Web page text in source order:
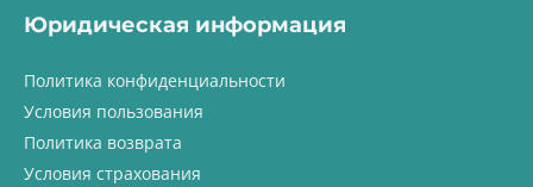
Юридическая информация
Политика конфиденциальности
Условия пользования
Политика возврата
Условия страхования